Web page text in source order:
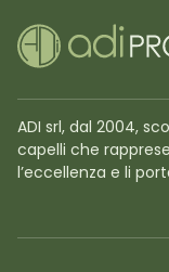
ADI srl, dal 2004,
capelli che
l’eccellenza e li